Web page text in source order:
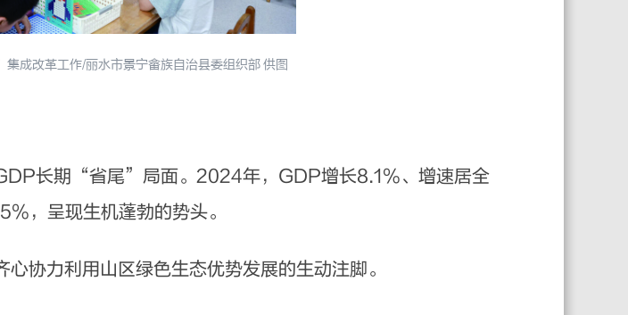
成改革工作/丽水市景宁畲族自治县委组织部 供图
长期“省尾”局面。2024年，GDP增长8.1%、增速居全
，呈现生机蓬勃的势头。
力利用山区绿色生态优势发展的生动注脚。